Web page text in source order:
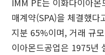
매계약(SPA)을 체결했
지분 65%이며, 거래 규
이아몬드공업은 1975년